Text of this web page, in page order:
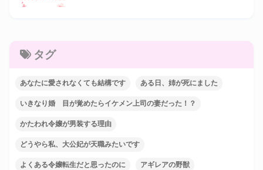
タグ
あなたに愛されなくても結構です ある日、姉が死にました
いきなり婚 目が覚めたらイケメン上司の妻だった！？
かたわれ令嬢が男装する理由
どうやら私、大公妃が天職みたいです
よくある令嬢転生だと思ったのに アギレアの野獣